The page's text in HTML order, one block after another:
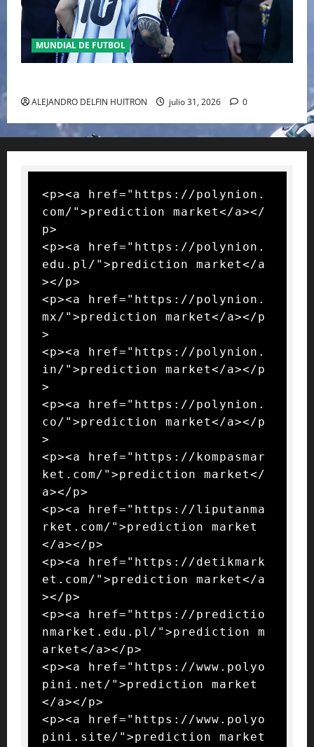
MUNDIAL DE FUTBOL
ALEJANDRO DELFIN HUITRON julio 31, 2026 0
<p><a href="https://polynion.
com/">prediction market</a></
p>
<p><a href="https://polynion.
edu.pl/">prediction market</a
></p>
<p><a href="https://polynion.
mx/">prediction market</a></p
>
<p><a href="https://polynion.
in/">prediction market</a></p
>
<p><a href="https://polynion.
co/">prediction market</a></p
>
<p><a href="https://kompasmar
ket.com/">prediction market</
a></p>
<p><a href="https://liputanma
rket.com/">prediction market
</a></p>
<p><a href="https://detikmark
et.com/">prediction market</a
></p>
<p><a href="https://predictio
nmarket.edu.pl/">prediction m
arket</a></p>
<p><a href="https://www.polyo
pini.net/">prediction market
</a></p>
<p><a href="https://www.polyo
pini.site/">prediction market